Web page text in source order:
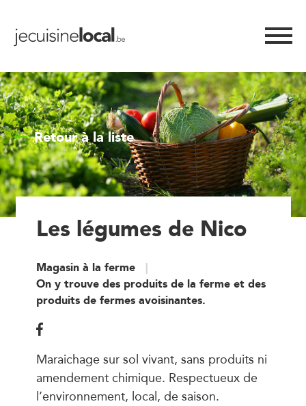
Retour à la liste
Les légumes de Nico
Magasin à la ferme
On y trouve des produits de la ferme et des
produits de fermes avoisinantes.
Maraichage sur sol vivant, sans produits ni
amendement chimique. Respectueux de
l’environnement, local, de saison.